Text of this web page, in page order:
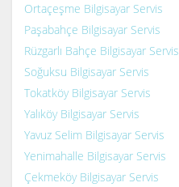
Ortaçeşme Bilgisayar Servis
Paşabahçe Bilgisayar Servis
Rüzgarlı Bahçe Bilgisayar Servis
Soğuksu Bilgisayar Servis
Tokatköy Bilgisayar Servis
Yalıköy Bilgisayar Servis
Yavuz Selim Bilgisayar Servis
Yenimahalle Bilgisayar Servis
Çekmeköy Bilgisayar Servis